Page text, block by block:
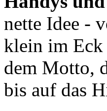
nette Idee -
klein im Eck
dem Motto,
bis auf das